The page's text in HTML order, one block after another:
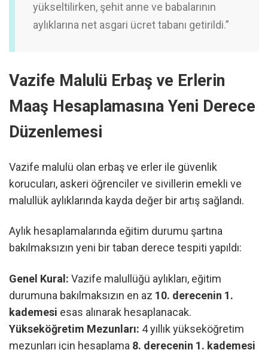
yükseltilirken, şehit anne ve babalarının
aylıklarına net asgari ücret tabanı getirildi.”
Vazife Malulü Erbaş ve Erlerin
Maaş Hesaplamasına Yeni Derece
Düzenlemesi
Vazife malulü olan erbaş ve erler ile güvenlik
korucuları, askeri öğrenciler ve sivillerin emekli ve
malullük aylıklarında kayda değer bir artış sağlandı.
Aylık hesaplamalarında eğitim durumu şartına
bakılmaksızın yeni bir taban derece tespiti yapıldı:
Genel Kural: Vazife malullüğü aylıkları, eğitim
durumuna bakılmaksızın en az 10. derecenin 1.
kademesi esas alınarak hesaplanacak.
Yükseköğretim Mezunları: 4 yıllık yükseköğretim
mezunları için hesaplama 8. derecenin 1. kademesi